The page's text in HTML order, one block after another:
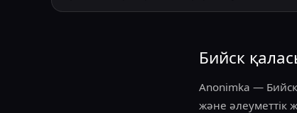
Бийск
Anonimka —
және әлеуметтік